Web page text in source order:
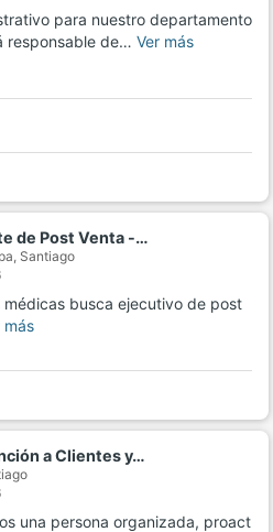
para nuestro departamento
responsable de… Ver más
de Post Venta -…
Santiago
médicas busca ejecutivo de post
más
a Clientes y…
una persona organizada, proact